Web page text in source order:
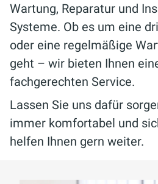
Wartung, Reparatur und
Systeme. Ob es um eine
oder eine regelmäßige
geht – wir bieten Ihnen
fachgerechten Service.
Lassen Sie uns dafür
immer komfortabel und
helfen Ihnen gern weiter.